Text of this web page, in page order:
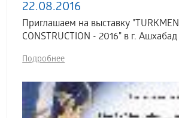
22.08.2016
Приглашаем на выставку "TURKMEN
CONSTRUCTION - 2016" в г. Ашхабад
Подробнее